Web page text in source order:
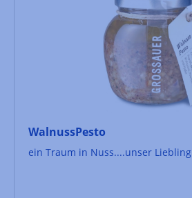
WalnussPesto
ein Traum in Nuss....unser Liebling